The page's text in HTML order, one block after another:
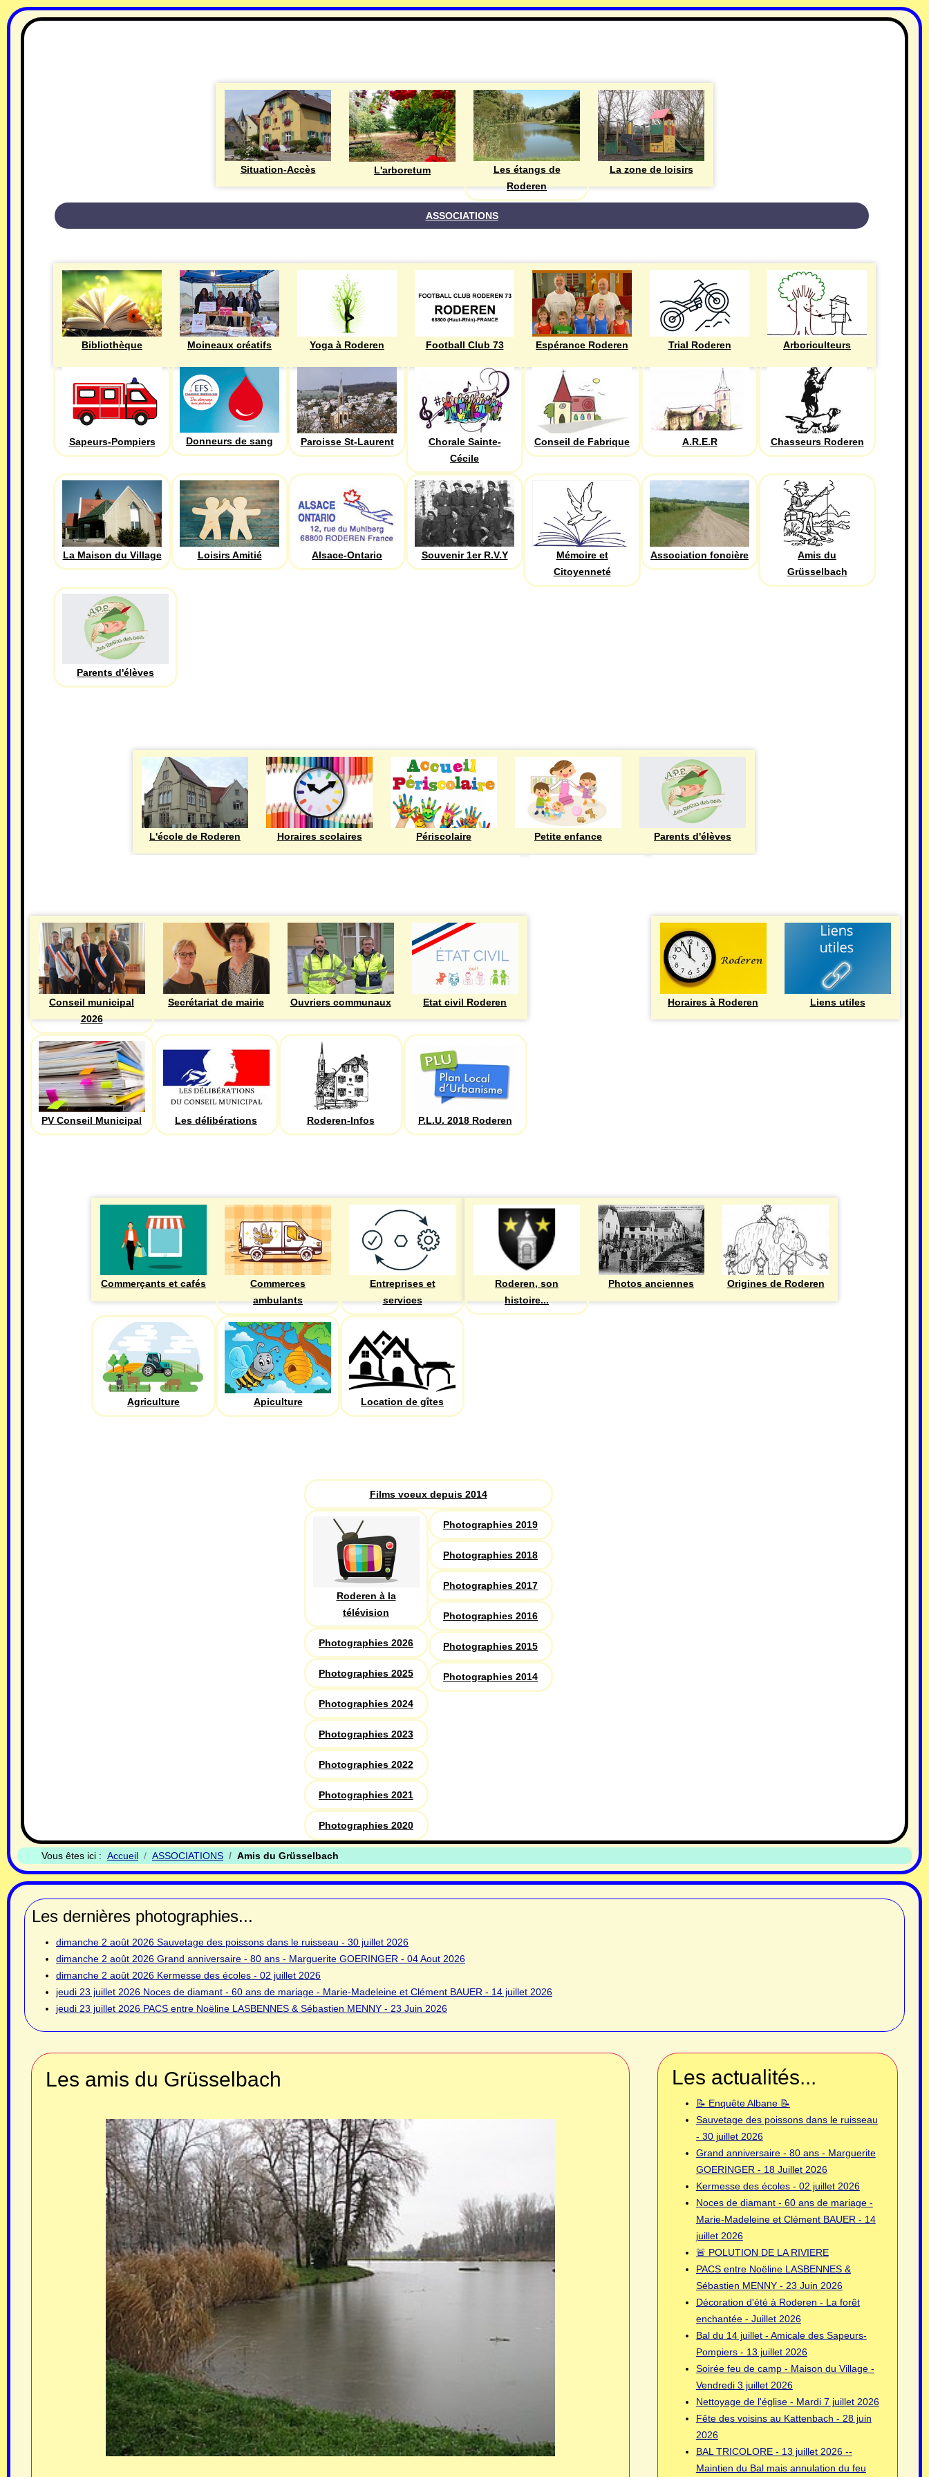
Situation-Accès L'arboretum
Les étangs de
Roderen
La zone de loisirs
ASSOCIATIONS
Bibliothèque Moineaux créatifs Yoga à Roderen Football Club 73 Espérance Roderen Trial Roderen Arboriculteurs
Sapeurs-Pompiers Donneurs de sang Paroisse St-Laurent
Chorale Sainte-
Cécile
Conseil de Fabrique A.R.E.R Chasseurs Roderen
La Maison du Village Loisirs Amitié Alsace-Ontario Souvenir 1er R.V.Y
Mémoire et
Citoyenneté
Association foncière
Amis du
Grüsselbach
Parents d'élèves
L'école de Roderen Horaires scolaires Périscolaire Petite enfance Parents d'élèves
Conseil municipal
2026
Secrétariat de mairie Ouvriers communaux Etat civil Roderen
PV Conseil Municipal Les délibérations Roderen-Infos P.L.U. 2018 Roderen
Horaires à Roderen Liens utiles
Commerçants et cafés
Commerces
ambulants
Entreprises et
services
Agriculture Apiculture Location de gîtes
Roderen, son
histoire...
Photos anciennes Origines de Roderen
Films voeux depuis 2014
Roderen à la
télévision
Photographies 2026
Photographies 2025
Photographies 2024
Photographies 2023
Photographies 2022
Photographies 2021
Photographies 2020
Photographies 2019
Photographies 2018
Photographies 2017
Photographies 2016
Photographies 2015
Photographies 2014
Vous êtes ici : Accueil ASSOCIATIONS Amis du Grüsselbach
Les dernières photographies...
dimanche 2 août 2026 Sauvetage des poissons dans le ruisseau - 30 juillet 2026
dimanche 2 août 2026 Grand anniversaire - 80 ans - Marguerite GOERINGER - 04 Aout 2026
dimanche 2 août 2026 Kermesse des écoles - 02 juillet 2026
jeudi 23 juillet 2026 Noces de diamant - 60 ans de mariage - Marie-Madeleine et Clément BAUER - 14 juillet 2026
jeudi 23 juillet 2026 PACS entre Noëline LASBENNES & Sébastien MENNY - 23 Juin 2026
Les amis du Grüsselbach Les actualités...
📝 Enquête Albane 📝
Sauvetage des poissons dans le ruisseau
- 30 juillet 2026
Grand anniversaire - 80 ans - Marguerite
GOERINGER - 18 Juillet 2026
Kermesse des écoles - 02 juillet 2026
Noces de diamant - 60 ans de mariage -
Marie-Madeleine et Clément BAUER - 14
juillet 2026
🚨 POLUTION DE LA RIVIERE
PACS entre Noëline LASBENNES &
Sébastien MENNY - 23 Juin 2026
Décoration d'été à Roderen - La forêt
enchantée - Juillet 2026
Bal du 14 juillet - Amicale des Sapeurs-
Pompiers - 13 juillet 2026
Soirée feu de camp - Maison du Village -
Vendredi 3 juillet 2026
Nettoyage de l'église - Mardi 7 juillet 2026
Fête des voisins au Kattenbach - 28 juin
2026
BAL TRICOLORE - 13 juillet 2026 --
Maintien du Bal mais annulation du feu